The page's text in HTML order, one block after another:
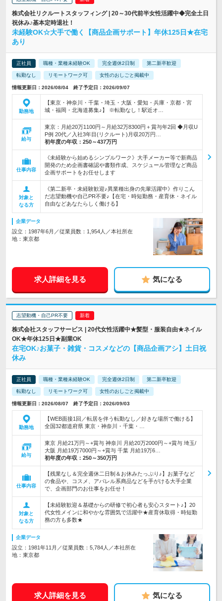
株式会社リクルートスタッフィング | 20～30代前半女性活躍中◆完全土日
祝休み♪基本定時退社！
未経験OK☆大手で働く【商品企画サポート】年休125日★在宅
あり
正社員 職種・業種未経験OK 完全週休2日制 第二新卒歓迎
転勤なし リモートワーク可 女性のおしごと掲載中
情報更新日：2026/08/04 終了予定日：2026/09/07
勤務地
【東京・神奈川・千葉・埼玉・大阪・愛知・兵庫・京都・宮
城・福岡・北海道募集♪】 ※転勤なし！駅近オ…
給与
東京：月給20万1100円～月給32万8300円＋賞与年2回 ◆月収U
P例 20代／入社3年目(リクルート)月収20万円…
初年度の年収： 250～437万円
仕事内容
《未経験から始めるシンプルワーク》大手メーカー等で新商品
開発のため企画書確認や書類作成、スケジュール管理など商品
企画サポートをお任せします
対象と
なる方
《第二新卒・未経験歓迎♪異業種出身の先輩活躍中》作りこん
だ志望動機や自己PR不要♪【在宅・時短勤務・産育休・ネイル
自由などあなたらしく働ける】
企業データ
設立：1987年6月／従業員数：1,954人／本社所在
地：東京都
求人詳細を見る 気になる
志望動機・自己PR不要
株式会社スタッフサービス | 20代女性活躍中★髪型・服装自由★ネイル
OK★年休125日★副業OK
在宅OK♪お菓子・雑貨・コスメなどの【商品企画アシ】土日祝
休み
正社員 職種・業種未経験OK 完全週休2日制 第二新卒歓迎
転勤なし リモートワーク可 女性のおしごと掲載中
情報更新日：2026/08/07 終了予定日：2026/09/03
勤務地
【WEB面接1回／転居を伴う転勤なし／好きな場所で働ける】
全国32都道府県 東京・神奈川・千葉・…
給与
東京 月給21万円～+賞与 神奈川 月給20万2000円～+賞与 埼玉/
大阪 月給19万7000円～+賞与 千葉 月給19万6…
初年度の年収： 250～350万円
仕事内容
【残業なし＆完全週休二日制＆お休みたっぷり♪】お菓子など
の食品や、コスメ、アパレル系商品などを手がける大手企業
で、企画部門のお仕事をお任せ！
対象と
なる方
【未経験歓迎＆基礎からの研修で初心者も安心スタート♪】20
代女性メインに和やかな雰囲気で活躍中★産育休取得・時短勤
務の方も多数★
企業データ
設立：1981年11月／従業員数：5,784人／本社所在
地：東京都
求人詳細を見る 気になる